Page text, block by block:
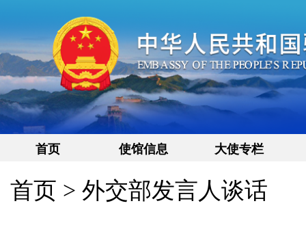
首页 使馆信息 大使专栏
首页 > 外交部发言人谈话